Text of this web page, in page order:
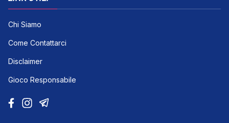
Chi Siamo
Come Contattarci
Disclaimer
Gioco Responsabile